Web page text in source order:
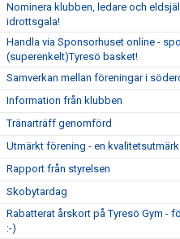
Nominera klubben, ledare och
idrottsgala!
Handla via Sponsorhuset online -
(superenkelt)Tyresö basket!
Samverkan mellan föreningar i
Information från klubben
Tränarträff genomförd
Utmärkt förening - en
Rapport från styrelsen
Skobytardag
Rabatterat årskort på Tyresö Gym -
:-)